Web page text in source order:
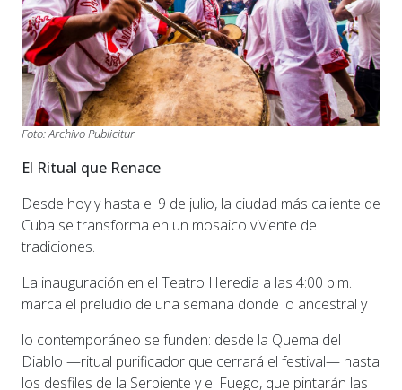
Foto: Archivo Publicitur
El Ritual que Renace
Desde hoy y hasta el 9 de julio, la ciudad más caliente de
Cuba se transforma en un mosaico viviente de
tradiciones.
La inauguración en el Teatro Heredia a las 4:00 p.m.
marca el preludio de una semana donde lo ancestral y
lo contemporáneo se funden: desde la Quema del
Diablo —ritual purificador que cerrará el festival— hasta
los desfiles de la Serpiente y el Fuego, que pintarán las